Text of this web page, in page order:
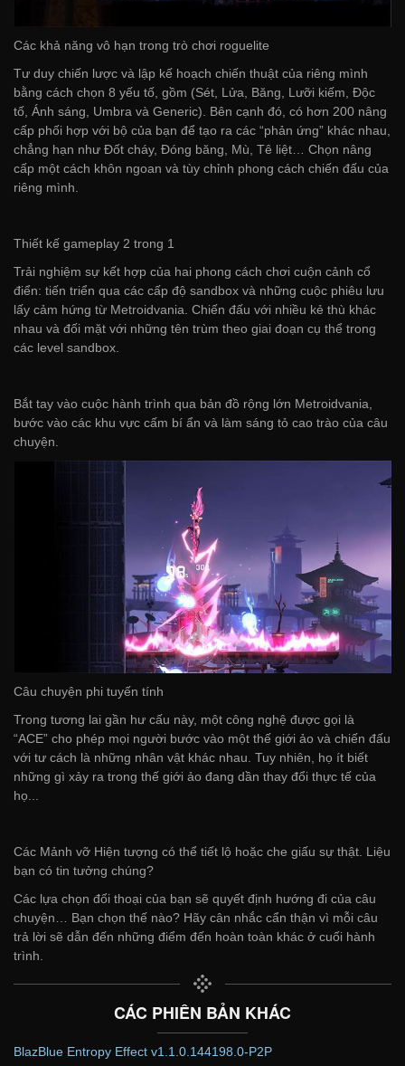
Các khả năng vô hạn trong trò chơi roguelite
Tư duy chiến lược và lập kế hoạch chiến thuật của riêng mình
bằng cách chọn 8 yếu tố, gồm (Sét, Lửa, Băng, Lưỡi kiếm, Độc
tố, Ánh sáng, Umbra và Generic). Bên cạnh đó, có hơn 200 nâng
cấp phối hợp với bộ của bạn để tạo ra các “phản ứng” khác nhau,
chẳng hạn như Đốt cháy, Đóng băng, Mù, Tê liệt… Chọn nâng
cấp một cách khôn ngoan và tùy chỉnh phong cách chiến đấu của
riêng mình.
Thiết kế gameplay 2 trong 1
Trải nghiệm sự kết hợp của hai phong cách chơi cuộn cảnh cổ
điển: tiến triển qua các cấp độ sandbox và những cuộc phiêu lưu
lấy cảm hứng từ Metroidvania. Chiến đấu với nhiều kẻ thù khác
nhau và đối mặt với những tên trùm theo giai đoạn cụ thể trong
các level sandbox.
Bắt tay vào cuộc hành trình qua bản đồ rộng lớn Metroidvania,
bước vào các khu vực cấm bí ẩn và làm sáng tỏ cao trào của câu
chuyện.
Câu chuyện phi tuyến tính
Trong tương lai gần hư cấu này, một công nghệ được gọi là
“ACE” cho phép mọi người bước vào một thế giới ảo và chiến đấu
với tư cách là những nhân vật khác nhau. Tuy nhiên, họ ít biết
những gì xảy ra trong thế giới ảo đang dần thay đổi thực tế của
họ...
Các Mảnh vỡ Hiện tượng có thể tiết lộ hoặc che giấu sự thật. Liệu
bạn có tin tưởng chúng?
Các lựa chọn đối thoại của bạn sẽ quyết định hướng đi của câu
chuyện… Bạn chọn thế nào? Hãy cân nhắc cẩn thận vì mỗi câu
trả lời sẽ dẫn đến những điểm đến hoàn toàn khác ở cuối hành
trình.
CÁC PHIÊN BẢN KHÁC
BlazBlue Entropy Effect v1.1.0.144198.0-P2P